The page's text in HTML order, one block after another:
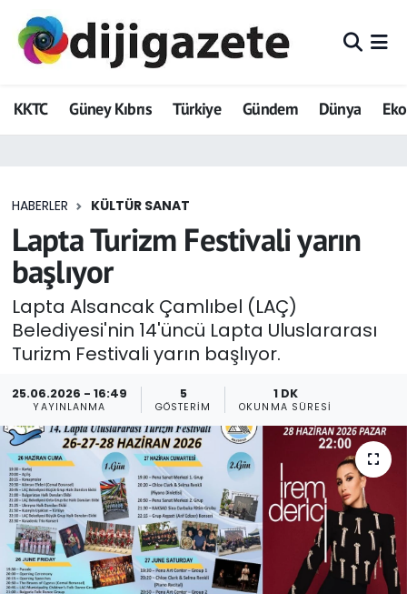
KKTC Güney Kıbrıs Türkiye Gündem Dünya
HABERLER KÜLTÜR SANAT
Lapta Turizm Festivali yarın
başlıyor
Lapta Alsancak Çamlıbel (LAÇ)
Belediyesi'nin 14'üncü Lapta Uluslararası
Turizm Festivali yarın başlıyor.
25.06.2026 - 16:49
YAYINLANMA
5
GÖSTERIM
1 DK
OKUNMA SÜRESI
ADVERTORIAL
Dijigazete
Eğitim
Ekonomi
Foto Galeri
GEZİ
Güncel
Gündem
KKTC
KKTC YEREL SEÇİM 2018
Kültür Sanat
Hava Durumu
Trafik Durumu
Tüm Manşetler
Son Dakika Haberleri
Haber Arşivi